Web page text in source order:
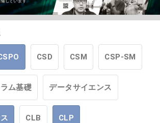
CSD CSM CSP-SM
ム基礎 データサイエンス
CLB CLP